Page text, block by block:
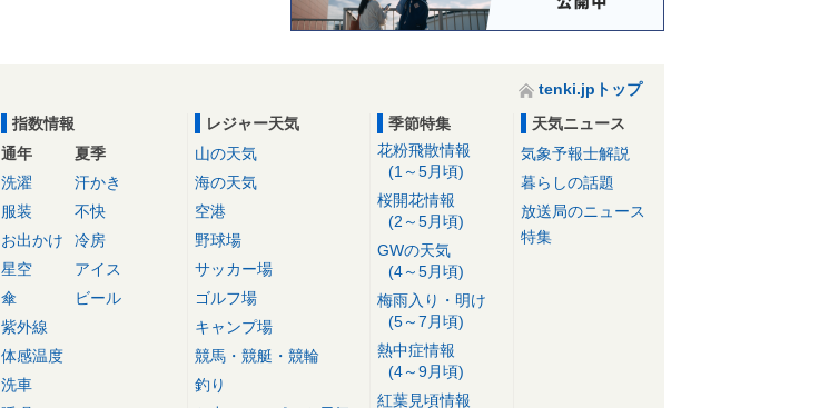
tenki.jpトップ
指数情報
通年
洗濯
服装
お出かけ
星空
傘
紫外線
体感温度
洗車
夏季
汗かき
不快
冷房
アイス
ビール
レジャー天気
山の天気
海の天気
空港
野球場
サッカー場
ゴルフ場
キャンプ場
競馬・競艇・競輪
釣り
季節特集
花粉飛散情報
(1～5月頃)
桜開花情報
(2～5月頃)
GWの天気
(4～5月頃)
梅雨入り・明け
(5～7月頃)
熱中症情報
(4～9月頃)
紅葉見頃情報
天気ニュース
気象予報士解説
暮らしの話題
放送局のニュース
特集